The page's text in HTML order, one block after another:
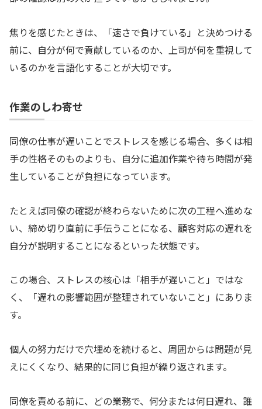
焦りを感じたときは、「速さで負けている」と決めつける
前に、自分が何で貢献しているのか、上司が何を重視して
いるのかを言語化することが大切です。
作業のしわ寄せ
同僚の仕事が遅いことでストレスを感じる場合、多くは相
手の性格そのものよりも、自分に追加作業や待ち時間が発
生していることが負担になっています。
たとえば同僚の確認が終わらないために次の工程へ進めな
い、締め切り直前に手伝うことになる、顧客対応の遅れを
自分が説明することになるといった状態です。
この場合、ストレスの核心は「相手が遅いこと」ではな
く、「遅れの影響範囲が整理されていないこと」にありま
す。
個人の努力だけで穴埋めを続けると、周囲からは問題が見
えにくくなり、結果的に同じ負担が繰り返されます。
同僚を責める前に、どの業務で、何分または何日遅れ、誰